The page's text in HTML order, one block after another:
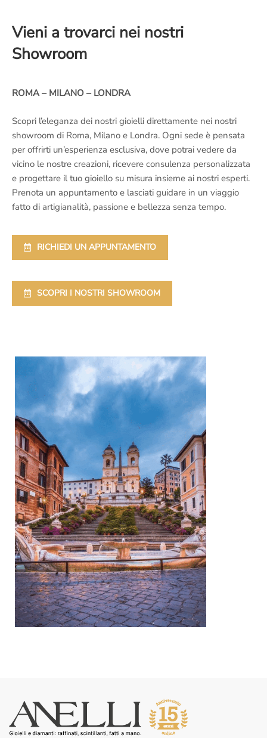
Vieni a trovarci nei nostri
Showroom
ROMA – MILANO – LONDRA
Scopri l’eleganza dei nostri gioielli direttamente nei nostri
showroom di Roma, Milano e Londra. Ogni sede è pensata
per offrirti un’esperienza esclusiva, dove potrai vedere da
vicino le nostre creazioni, ricevere consulenza personalizzata
e progettare il tuo gioiello su misura insieme ai nostri esperti.
Prenota un appuntamento e lasciati guidare in un viaggio
fatto di artigianalità, passione e bellezza senza tempo.
RICHIEDI UN APPUNTAMENTO
SCOPRI I NOSTRI SHOWROOM